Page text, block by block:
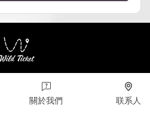
Asia - 保留所有权利
版权保护（包括设计）。 未
關於我們 联系人